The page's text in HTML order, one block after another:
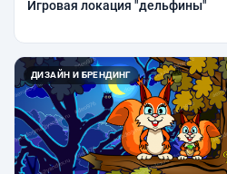
Игровая локация "дельфины"
ДИЗАЙН И БРЕНДИНГ